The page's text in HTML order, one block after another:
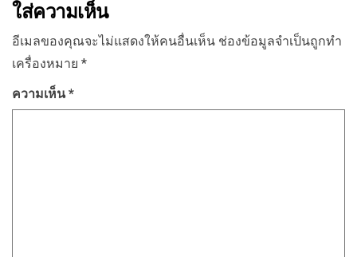
ใส่ความเห็น
อีเมลของคุณจะไม่แสดงให้คนอื่นเห็น ช่องข้อมูลจำเป็นถูกทำ
เครื่องหมาย *
ความเห็น*